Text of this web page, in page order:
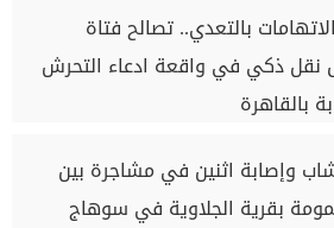
بالتعدي.. تصالح فتاة
نقل ذكي في واقعة ادعاء التحرش
بالقاهرة
وإصابة اثنين في مشاجرة بين
بقرية الجلاوية في سوهاج